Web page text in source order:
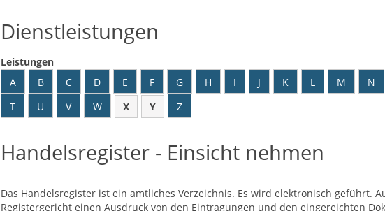
Dienstleistungen
Leistungen
A
B C D E F G H I J K L M N
T
U V W X Y Z
Handelsregister - Einsicht nehmen
Das Handelsregister ist ein amtliches Verzeichnis. Es wird elektronisch geführt.
Registergericht einen Ausdruck von den Eintragungen und den eingereichten